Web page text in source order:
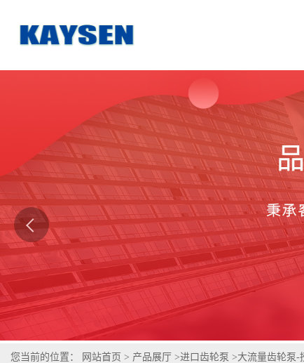
您当前的位置： 网站首页 > 产品展厅 >进口齿轮泵 >大流量齿轮泵-